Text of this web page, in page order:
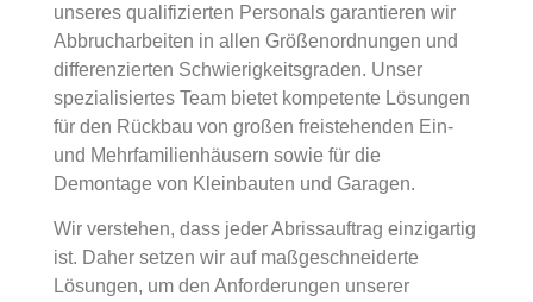
unseres qualifizierten Personals garantieren wir
Abbrucharbeiten in allen Größenordnungen und
differenzierten Schwierigkeitsgraden. Unser
spezialisiertes Team bietet kompetente Lösungen
für den Rückbau von großen freistehenden Ein-
und Mehrfamilienhäusern sowie für die
Demontage von Kleinbauten und Garagen.
Wir verstehen, dass jeder Abrissauftrag einzigartig
ist. Daher setzen wir auf maßgeschneiderte
Lösungen, um den Anforderungen unserer